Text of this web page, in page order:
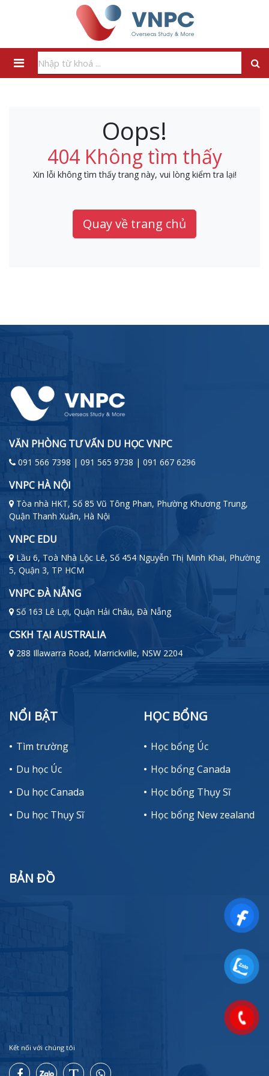
Oops!
404 Không tìm thấy
Xin lỗi không tìm thấy trang này, vui lòng kiểm tra lại!
Quay về trang chủ
VĂN PHÒNG TƯ VẤN DU HỌC VNPC
091 566 7398 | 091 565 9738 | 091 667 6296
VNPC HÀ NỘI
Tòa nhà HKT, Số 85 Vũ Tông Phan, Phường Khương Trung,
Quận Thanh Xuân, Hà Nội
VNPC EDU
Lầu 6, Toà Nhà Lộc Lê, Số 454 Nguyễn Thị Minh Khai, Phường
5, Quận 3, TP HCM
VNPC ĐÀ NẴNG
Số 163 Lê Lợi, Quận Hải Châu, Đà Nẵng
CSKH TẠI AUSTRALIA
288 Illawarra Road, Marrickville, NSW 2204
NỔI BẬT
Tìm trường
Du học Úc
Du học Canada
Du học Thụy Sĩ
HỌC BỔNG
Học bổng Úc
Học bổng Canada
Học bổng Thụy Sĩ
Học bổng New zealand
BẢN ĐỒ
Kết nối với chúng tôi